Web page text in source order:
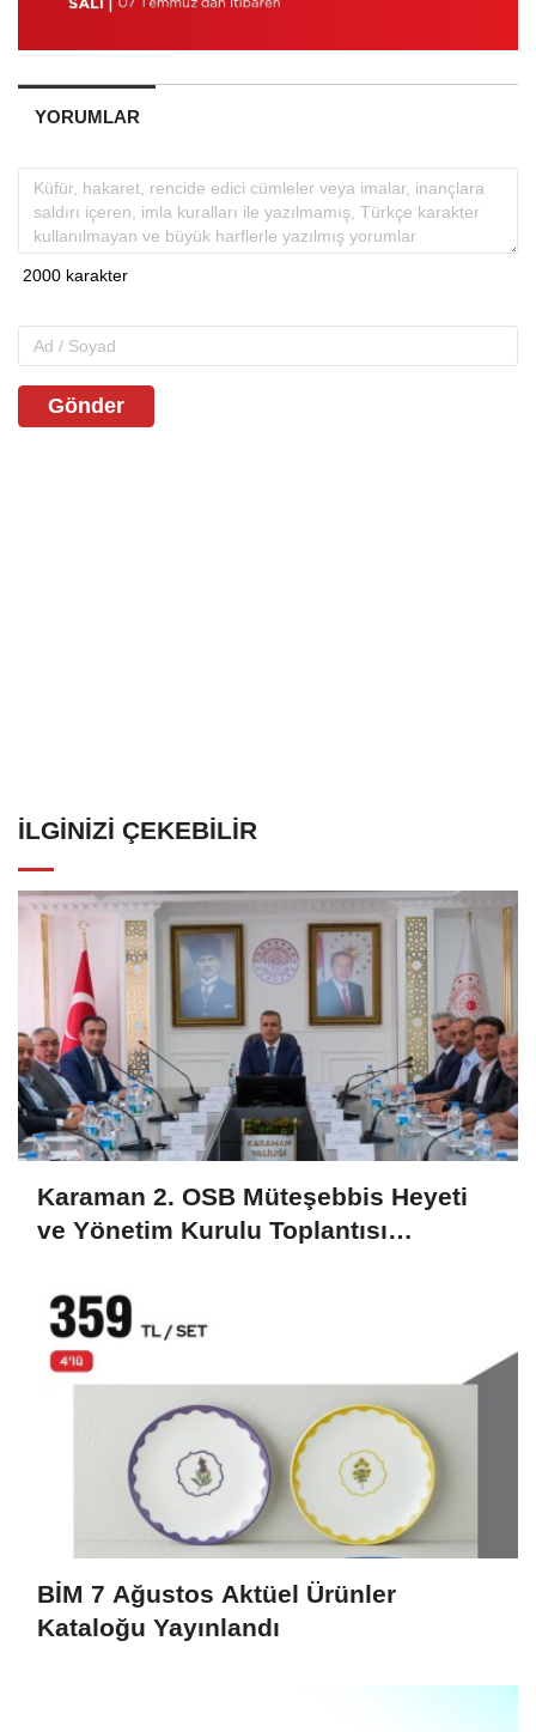
YORUMLAR
Gönder
İLGINIZI ÇEKEBILIR
Karaman 2. OSB Müteşebbis Heyeti
ve Yönetim Kurulu Toplantısı
BİM 7 Ağustos Aktüel Ürünler
Kataloğu Yayınlandı